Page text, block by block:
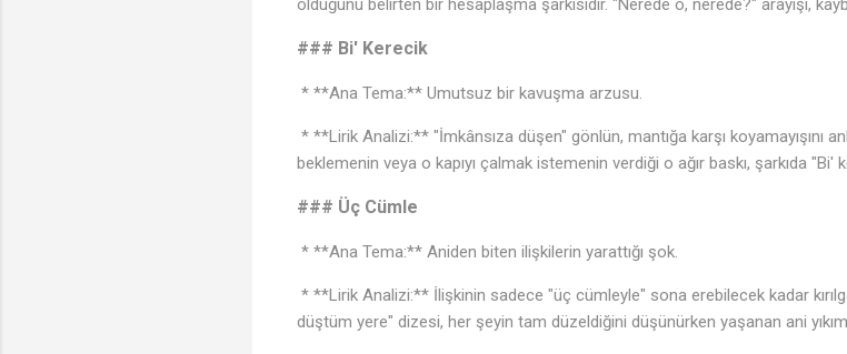
olduğunu belirten bir hesaplaşma şarkısıdır. "Nerede o, nerede?" arayışı,
### Bi' Kerecik
* **Ana Tema:** Umutsuz bir kavuşma arzusu.
* **Lirik Analizi:** "İmkânsıza düşen" gönlün, mantığa karşı koyamayışını
beklemenin veya o kapıyı çalmak istemenin verdiği o ağır baskı, şarkıda
### Üç Cümle
* **Ana Tema:** Aniden biten ilişkilerin yarattığı şok.
* **Lirik Analizi:** İlişkinin sadece "üç cümleyle" sona erebilecek kadar
düştüm yere" dizesi, her şeyin tam düzeldiğini düşünürken yaşanan ani